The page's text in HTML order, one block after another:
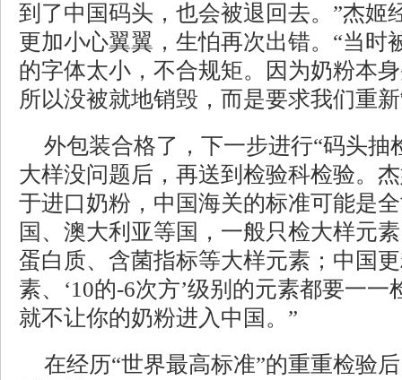
到了中国码头，也会被退回去。”杰姬
更加小心翼翼，生怕再次出错。“当时
的字体太小，不合规矩。因为奶粉本
所以没被就地销毁，而是要求我们重
外包装合格了，下一步进行“码头抽
大样没问题后，再送到检验科检验。
于进口奶粉，中国海关的标准可能是
国、澳大利亚等国，一般只检大样元
蛋白质、含菌指标等大样元素；中国
素、‘10的-6次方’级别的元素都要一
就不让你的奶粉进入中国。”
在经历“世界最高标准”的重重检验